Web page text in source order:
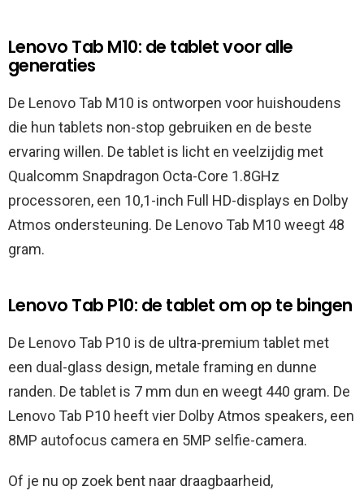
Lenovo Tab M10: de tablet voor alle
generaties
De Lenovo Tab M10 is ontworpen voor huishoudens
die hun tablets non-stop gebruiken en de beste
ervaring willen. De tablet is licht en veelzijdig met
Qualcomm Snapdragon Octa-Core 1.8GHz
processoren, een 10,1-inch Full HD-displays en Dolby
Atmos ondersteuning. De Lenovo Tab M10 weegt 48
gram.
Lenovo Tab P10: de tablet om op te bingen
De Lenovo Tab P10 is de ultra-premium tablet met
een dual-glass design, metale framing en dunne
randen. De tablet is 7 mm dun en weegt 440 gram. De
Lenovo Tab P10 heeft vier Dolby Atmos speakers, een
8MP autofocus camera en 5MP selfie-camera.
Of je nu op zoek bent naar draagbaarheid,